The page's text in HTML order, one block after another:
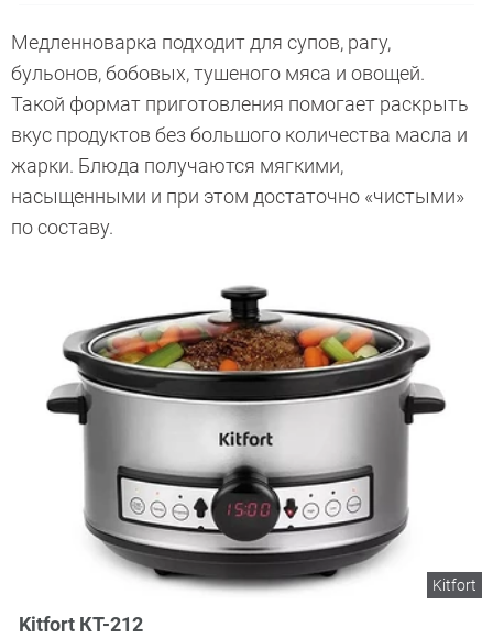
Медленноварка подходит для супов, рагу,
бульонов, бобовых, тушеного мяса и овощей.
Такой формат приготовления помогает раскрыть
вкус продуктов без большого количества масла и
жарки. Блюда получаются мягкими,
насыщенными и при этом достаточно «чистыми»
по составу.
Kitfort
Kitfort КТ-212